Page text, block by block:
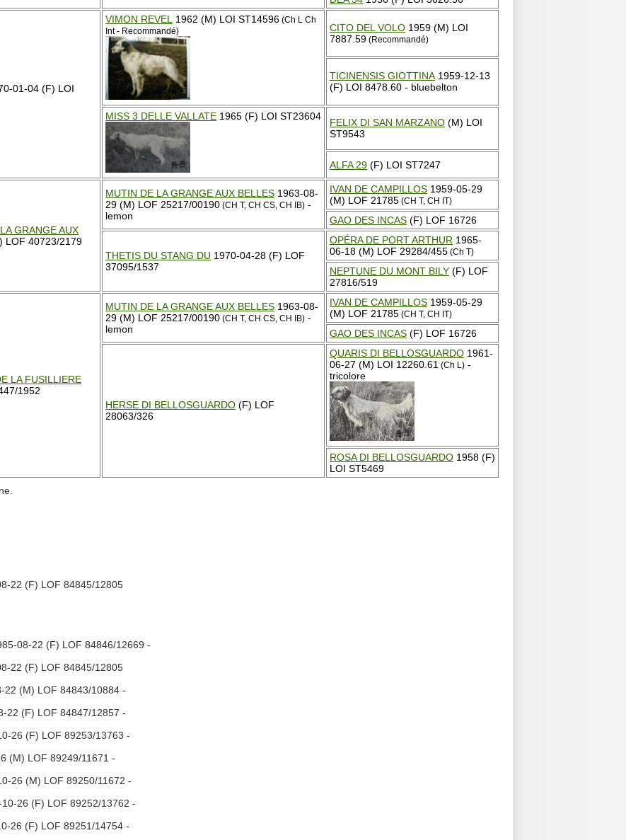
01-04 (F) LOI
VIMON REVEL 1962 (M) LOI ST14596 (Ch L Ch
Int - Recommandé)
CITO DEL VOLO 1959 (M) LOI
7887.59 (Recommandé)
TICINENSIS GIOTTINA 1959-12-13
(F) LOI 8478.60 - bluebelton
MISS 3 DELLE VALLATE 1965 (F) LOI ST23604
FELIX DI SAN MARZANO (M) LOI
ST9543
ALFA 29 (F) LOI ST7247
GRANGE AUX
LOF 40723/2179
MUTIN DE LA GRANGE AUX BELLES 1963-08-
29 (M) LOF 25217/00190 (CH T, CH CS, CH IB) -
lemon
IVAN DE CAMPILLOS 1959-05-29
(M) LOF 21785 (CH T, CH IT)
GAO DES INCAS (F) LOF 16726
THETIS DU STANG DU 1970-04-28 (F) LOF
37095/1537
OPÉRA DE PORT ARTHUR 1965-
06-18 (M) LOF 29284/455 (Ch T)
NEPTUNE DU MONT BILY (F) LOF
27816/519
LA FUSILLIERE
1952
MUTIN DE LA GRANGE AUX BELLES 1963-08-
29 (M) LOF 25217/00190 (CH T, CH CS, CH IB) -
lemon
IVAN DE CAMPILLOS 1959-05-29
(M) LOF 21785 (CH T, CH IT)
GAO DES INCAS (F) LOF 16726
HERSE DI BELLOSGUARDO (F) LOF
28063/326
QUARIS DI BELLOSGUARDO 1961-
06-27 (M) LOI 12260.61 (Ch L) -
tricolore
ROSA DI BELLOSGUARDO 1958 (F)
LOI ST5469
22 (F) LOF 84845/12805
08-22 (F) LOF 84846/12669 -
22 (F) LOF 84845/12805
22 (M) LOF 84843/10884 -
22 (F) LOF 84847/12857 -
26 (F) LOF 89253/13763 -
(M) LOF 89249/11671 -
26 (M) LOF 89250/11672 -
10-26 (F) LOF 89252/13762 -
26 (F) LOF 89251/14754 -